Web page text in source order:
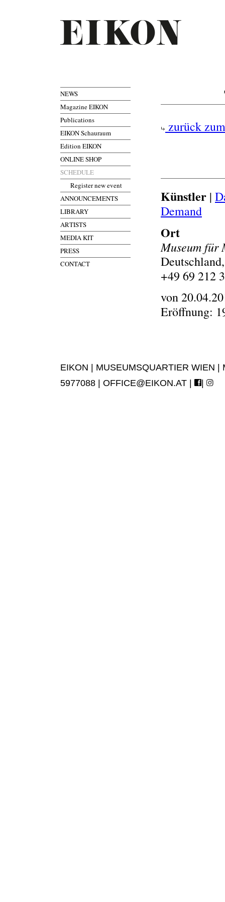
NEWS
Magazine EIKON
Publications
EIKON Schauraum
Edition EIKON
ONLINE SHOP
SCHEDULE
Register new event
ANNOUNCEMENTS
LIBRARY
ARTISTS
MEDIA KIT
PRESS
CONTACT
zurück
Künstler |
Demand
Ort
Museum für
+49 69 212
von
Eröffnung:
EIKON | MUSEUMSQUARTIER WIEN
5977088 | OFFICE@EIKON.AT | |